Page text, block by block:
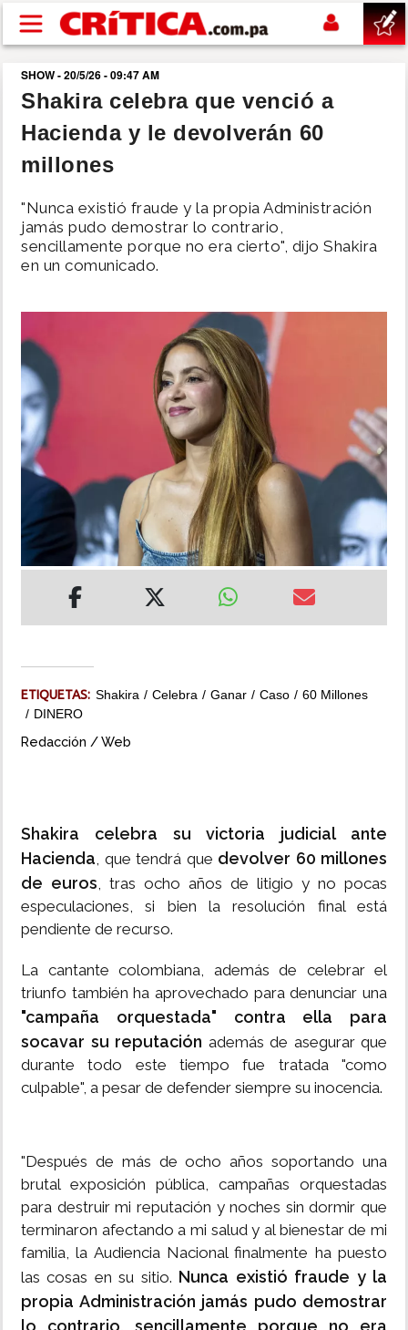
Pasar al contenido principal
buscar
SUCESOS
POLÍTICA
DEPORTES
MUNDO
INSÓLITAS
MULTIMEDIA
IMPRESO
SHOW - 20/5/26 - 09:47 AM
Shakira celebra que venció a
Hacienda y le devolverán 60
millones
"Nunca existió fraude y la propia Administración
jamás pudo demostrar lo contrario,
sencillamente porque no era cierto", dijo Shakira
en un comunicado.
ETIQUETAS: Shakira Celebra Ganar Caso
60 Millones
DINERO
Redacción / Web
Shakira celebra su victoria judicial ante
Hacienda, que tendrá que devolver 60 millones
de euros, tras ocho años de litigio y no pocas
especulaciones, si bien la resolución final está
pendiente de recurso.
La cantante colombiana, además de celebrar el
triunfo también ha aprovechado para denunciar una
"campaña orquestada" contra ella para
socavar su reputación además de asegurar que
durante todo este tiempo fue tratada "como
culpable", a pesar de defender siempre su inocencia.
"Después de más de ocho años soportando una
brutal exposición pública, campañas orquestadas
para destruir mi reputación y noches sin dormir que
terminaron afectando a mi salud y al bienestar de mi
familia, la Audiencia Nacional finalmente ha puesto
las cosas en su sitio. Nunca existió fraude y la
propia Administración jamás pudo demostrar
lo contrario, sencillamente porque no era